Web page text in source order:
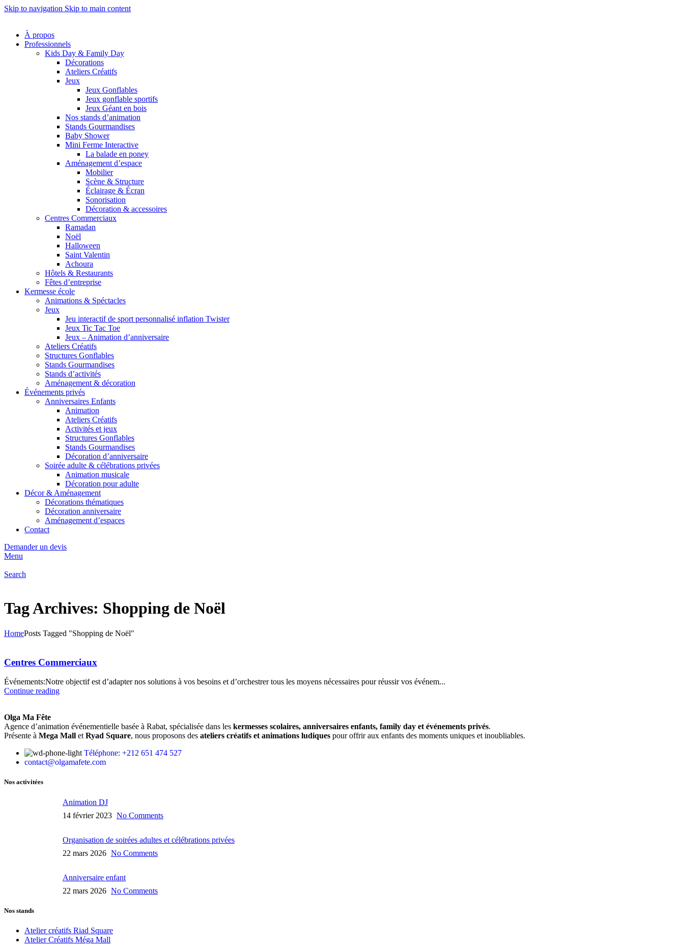
Skip to navigation Skip to main content
À propos
Professionnels
Kids Day & Family Day
Décorations
Ateliers Créatifs
Jeux
Jeux Gonflables
Jeux gonflable sportifs
Jeux Géant en bois
Nos stands d’animation
Stands Gourmandises
Baby Shower
Mini Ferme Interactive
La balade en poney
Aménagement d’espace
Mobilier
Scène & Structure
Éclairage & Écran
Sonorisation
Décoration & accessoires
Centres Commerciaux
Ramadan
Noël
Halloween
Saint Valentin
Achoura
Hôtels & Restaurants
Fêtes d’entreprise
Kermesse école
Animations & Spéctacles
Jeux
Jeu interactif de sport personnalisé inflation Twister
Jeux Tic Tac Toe
Jeux – Animation d’anniversaire
Ateliers Créatifs
Structures Gonflables
Stands Gourmandises
Stands d’activités
Aménagement & décoration
Événements privés
Anniversaires Enfants
Animation
Ateliers Créatifs
Activités et jeux
Structures Gonflables
Stands Gourmandises
Décoration d’anniversaire
Soirée adulte & célébrations privées
Animation musicale
Décoration pour adulte
Décor & Aménagement
Décorations thématiques
Décoration anniversaire
Aménagement d’espaces
Contact
Demander un devis
Menu
Search
Tag Archives: Shopping de Noël
HomePosts Tagged "Shopping de Noël"
Centres Commerciaux
Événements:Notre objectif est d’adapter nos solutions à vos besoins et d’orchestrer tous les moyens nécessaires pour réussir vos événem...
Continue reading
Olga Ma Fête
Agence d’animation événementielle basée à Rabat, spécialisée dans les kermesses scolaires, anniversaires enfants, family day et événements privés.
Présente à Mega Mall et Ryad Square, nous proposons des ateliers créatifs et animations ludiques pour offrir aux enfants des moments uniques et inoubliables.
Téléphone: +212 651 474 527
contact@olgamafete.com
Nos activitées
Animation DJ
14 février 2023 No Comments
Organisation de soirées adultes et célébrations privées
22 mars 2026 No Comments
Anniversaire enfant
22 mars 2026 No Comments
Nos stands
Atelier créatifs Riad Square
Atelier Créatifs Méga Mall